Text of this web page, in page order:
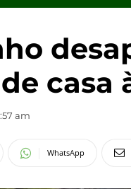
casa
am
WhatsApp